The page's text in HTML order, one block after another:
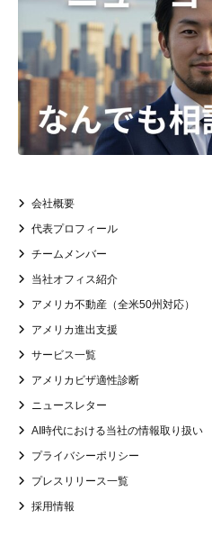
会社概要
代表プロフィール
チームメンバー
当社オフィス紹介
アメリカ不動産（全米50州対応）
アメリカ進出支援
サービス一覧
アメリカビザ適性診断
ニュースレター
AI時代における当社の情報取り扱い
プライバシーポリシー
プレスリリース一覧
採用情報